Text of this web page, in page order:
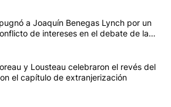
artículos con más comentarios en los
con el título "Di Tullio impugnó a
a Joaquín Benegas Lynch por un
de intereses en el debate de la
con el título "Grabois, Moreau y
y Lousteau celebraron el revés del
el capítulo de extranjerización